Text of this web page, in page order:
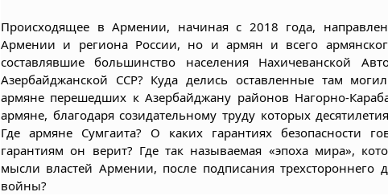
Происходящее в Армении, начиная с 2018 года,
Армении и региона России, но и армян и всего
составлявшие большинство населения Нахичеванской
Азербайджанской ССР? Куда делись оставленные там
армяне перешедших к Азербайджану районов Нагорно-
армяне, благодаря созидательному труду которых
Где армяне Сумгаита? О каких гарантиях безопасности
гарантиям он верит? Где так называемая «эпоха мира»,
мысли властей Армении, после подписания трехстороннего
войны?